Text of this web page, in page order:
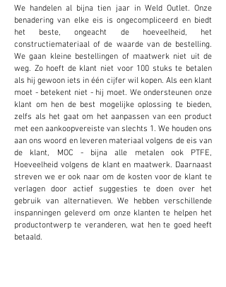
We handelen al bijna tien jaar in Weld Outlet. Onze
benadering van elke eis is ongecompliceerd en biedt
het beste, ongeacht de hoeveelheid, het
constructiemateriaal of de waarde van de bestelling.
We gaan kleine bestellingen of maatwerk niet uit de
weg. Zo hoeft de klant niet voor 100 stuks te betalen
als hij gewoon iets in één cijfer wil kopen. Als een klant
moet - betekent niet - hij moet. We ondersteunen onze
klant om hen de best mogelijke oplossing te bieden,
zelfs als het gaat om het aanpassen van een product
met een aankoopvereiste van slechts 1. We houden ons
aan ons woord en leveren materiaal volgens de eis van
de klant, MOC - bijna alle metalen ook PTFE,
Hoeveelheid volgens de klant en maatwerk. Daarnaast
streven we er ook naar om de kosten voor de klant te
verlagen door actief suggesties te doen over het
gebruik van alternatieven. We hebben verschillende
inspanningen geleverd om onze klanten te helpen het
productontwerp te veranderen, wat hen te goed heeft
betaald.